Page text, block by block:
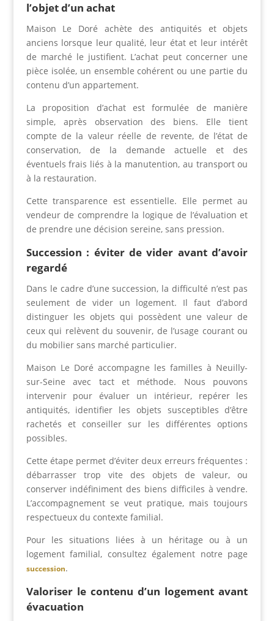
l’objet d’un achat
Maison Le Doré achète des antiquités et objets
anciens lorsque leur qualité, leur état et leur intérêt
de marché le justifient. L’achat peut concerner une
pièce isolée, un ensemble cohérent ou une partie du
contenu d’un appartement.
La proposition d’achat est formulée de manière
simple, après observation des biens. Elle tient
compte de la valeur réelle de revente, de l’état de
conservation, de la demande actuelle et des
éventuels frais liés à la manutention, au transport ou
à la restauration.
Cette transparence est essentielle. Elle permet au
vendeur de comprendre la logique de l’évaluation et
de prendre une décision sereine, sans pression.
Succession : éviter de vider avant d’avoir
regardé
Dans le cadre d’une succession, la difficulté n’est pas
seulement de vider un logement. Il faut d’abord
distinguer les objets qui possèdent une valeur de
ceux qui relèvent du souvenir, de l’usage courant ou
du mobilier sans marché particulier.
Maison Le Doré accompagne les familles à Neuilly-
sur-Seine avec tact et méthode. Nous pouvons
intervenir pour évaluer un intérieur, repérer les
antiquités, identifier les objets susceptibles d’être
rachetés et conseiller sur les différentes options
possibles.
Cette étape permet d’éviter deux erreurs fréquentes :
débarrasser trop vite des objets de valeur, ou
conserver indéfiniment des biens difficiles à vendre.
L’accompagnement se veut pratique, mais toujours
respectueux du contexte familial.
Pour les situations liées à un héritage ou à un
logement familial, consultez également notre page
succession.
Valoriser le contenu d’un logement avant
évacuation